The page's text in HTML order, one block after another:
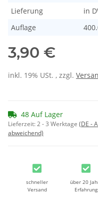
Lieferung
in
Auflage
3,90 €
inkl. 19% USt. , zzgl.
48 Auf Lager
Lieferzeit:2 - 3 Werktage (DE -
abweichend)
schneller
Versand
über 20
Erfahrung